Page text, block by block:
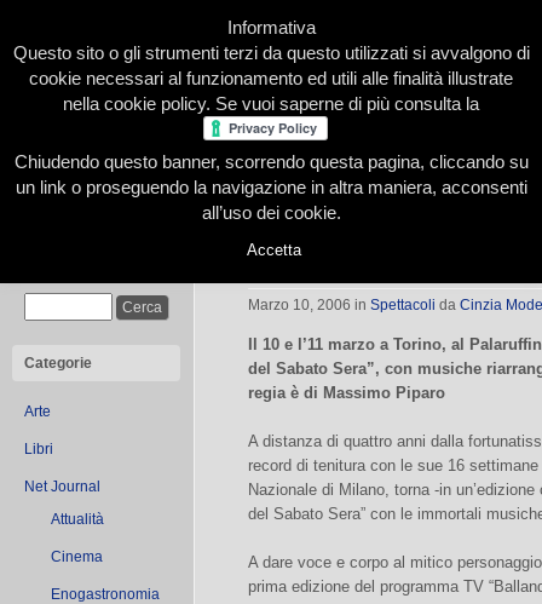
Home Presentazione Redazione Le nostre firme
Categorie
Arte
Libri
Net Journal
Attualità
Cinema
Enogastronomia
La febbre del Sabato Sera, il
Marzo 10, 2006 in Spettacoli da Cinzia
Il 10 e l’11 marzo a Torino, al
del Sabato Sera”, con musiche
regia è di Massimo Piparo
A distanza di quattro anni dalla
record di tenitura con le sue 16
Nazionale di Milano, torna -in
del Sabato Sera” con le immortali
A dare voce e corpo al mitico
prima edizione del programma TV
Informativa
Questo sito o gli strumenti terzi da questo utilizzati si avvalgono di
cookie necessari al funzionamento ed utili alle finalità illustrate
nella cookie policy. Se vuoi saperne di più consulta la
Chiudendo questo banner, scorrendo questa pagina, cliccando su
un link o proseguendo la navigazione in altra maniera, acconsenti
all’uso dei cookie.
Accetta